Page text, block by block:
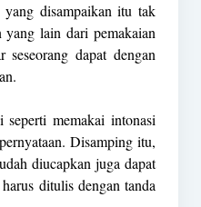
disampaikan itu tak
yang lain dari pemakaian
dapat dengan
memakai intonasi
Disamping itu,
diucapkan juga dapat
ditulis dengan tanda